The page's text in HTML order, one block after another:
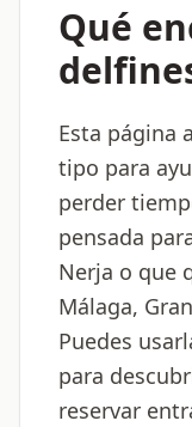
Qué
Esta página
tipo para
perder
pensada
Nerja o que
Málaga,
Puedes
para
reservar